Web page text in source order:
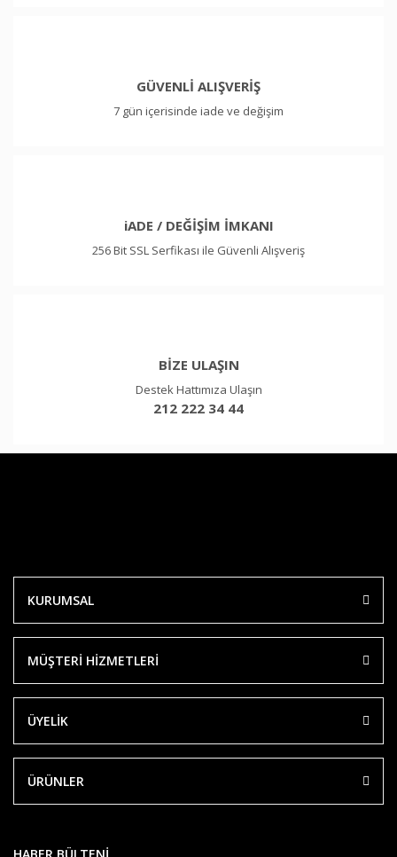
GÜVENLİ ALIŞVERİŞ
7 gün içerisinde iade ve değişim
iADE / DEĞİŞİM İMKANI
256 Bit SSL Serfikası ile Güvenli Alışveriş
BİZE ULAŞIN
Destek Hattımıza Ulaşın
212 222 34 44
KURUMSAL
MÜŞTERİ HİZMETLERİ
ÜYELİK
ÜRÜNLER